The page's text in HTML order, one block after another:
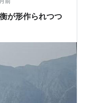
奇襲攻撃によって
ラエル軍がシナイ
高原などを占領、世
が形作られつつ